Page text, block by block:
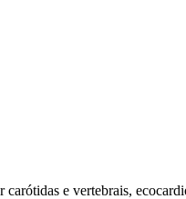
e vertebrais,